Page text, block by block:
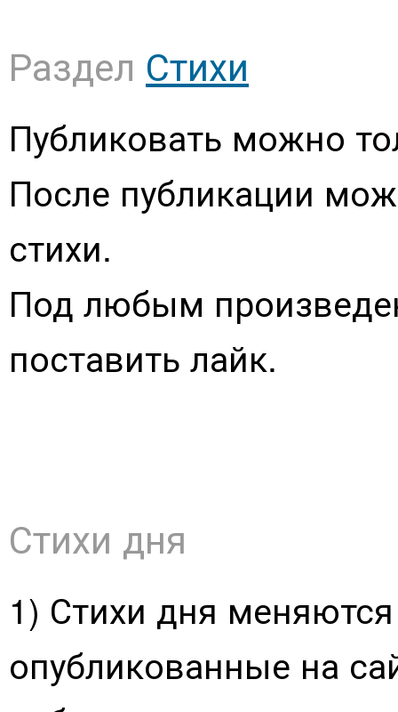
Раздел Стихи
Публиковать можно
После публикации
стихи.
Под любым
поставить лайк.
Стихи дня
1) Стихи дня
опубликованные на